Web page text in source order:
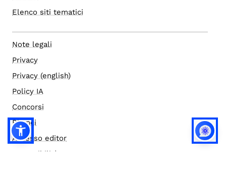
Elenco siti tematici
Note legali
Privacy
Privacy (english)
Policy IA
Concorsi
Bilanci
Accesso editor
Accessibilità